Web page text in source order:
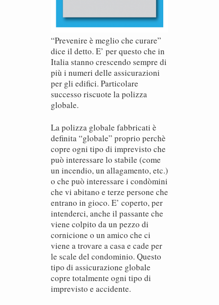
“Prevenire è meglio che curare”
dice il detto. E’ per questo che in
Italia stanno crescendo sempre di
più i numeri delle assicurazioni
per gli edifici. Particolare
successo riscuote la polizza
globale.
La polizza globale fabbricati è
definita “globale” proprio perchè
copre ogni tipo di imprevisto che
può interessare lo stabile (come
un incendio, un allagamento, etc.)
o che può interessare i condòmini
che vi abitano e terze persone che
entrano in gioco. E’ coperto, per
intenderci, anche il passante che
viene colpito da un pezzo di
cornicione o un amico che ci
viene a trovare a casa e cade per
le scale del condominio. Questo
tipo di assicurazione globale
copre totalmente ogni tipo di
imprevisto e accidente.